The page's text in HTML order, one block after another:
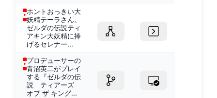
ホントおっきい大
妖精テーラさん。
ゼルダの伝説ティ
アキン大妖精に捧
げるセレナー...
プロデューサーの
青沼英二がプレイ
する『ゼルダの伝
説 ティアーズ
オブ ザ キング...